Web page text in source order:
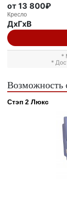
от 13 800₽
Кресло
ДxГxВ
*
*
Возможность
Стэп 2 Люкс